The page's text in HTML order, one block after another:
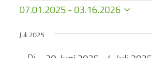
Veranstaltungen
07.01.2025 - 03.16.2026
wählen.
Juli 2025